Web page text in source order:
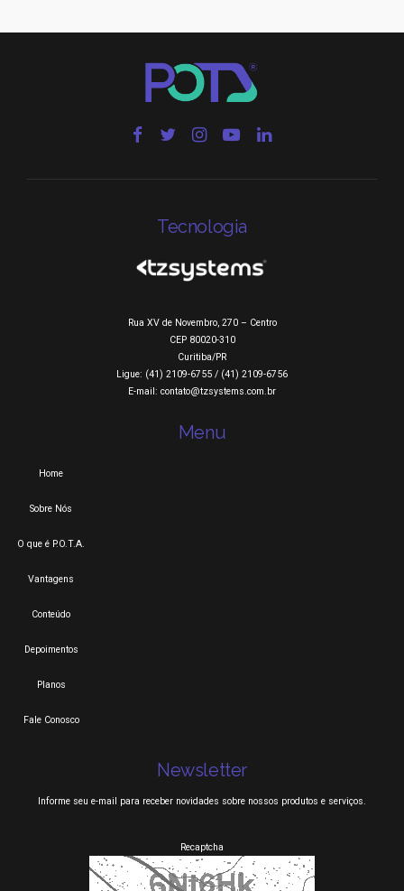
Tecnologia
Rua XV de Novembro, 270 – Centro
CEP 80020-310
Curitiba/PR
Ligue: (41) 2109-6755 / (41) 2109-6756
E-mail: contato@tzsystems.com.br
Menu
Home
Sobre Nós
O que é P.O.T.A.
Vantagens
Conteúdo
Depoimentos
Planos
Fale Conosco
Newsletter
Informe seu e-mail para receber novidades sobre nossos produtos e serviços.
Recaptcha